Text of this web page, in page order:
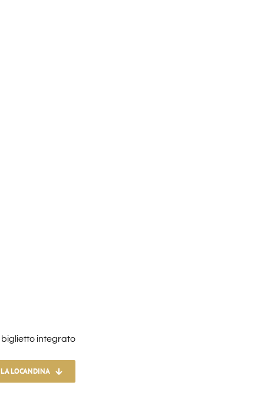
biglietto integrato
LA LOCANDINA